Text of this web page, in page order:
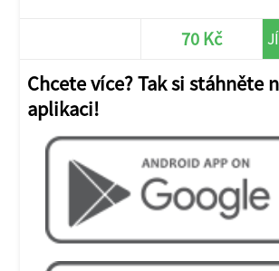
70 Kč
Chcete více? Tak si stáhněte
aplikaci!